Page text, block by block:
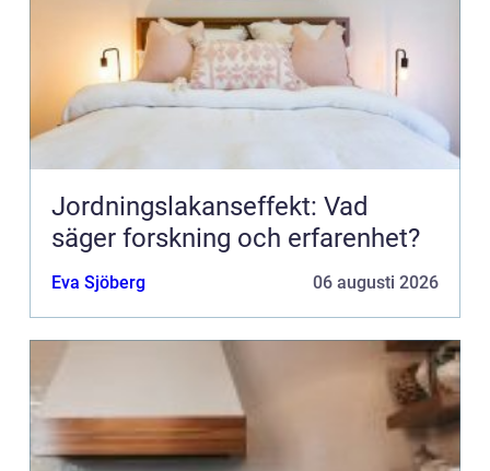
Jordningslakanseffekt: Vad
säger forskning och erfarenhet?
Eva Sjöberg 06 augusti 2026